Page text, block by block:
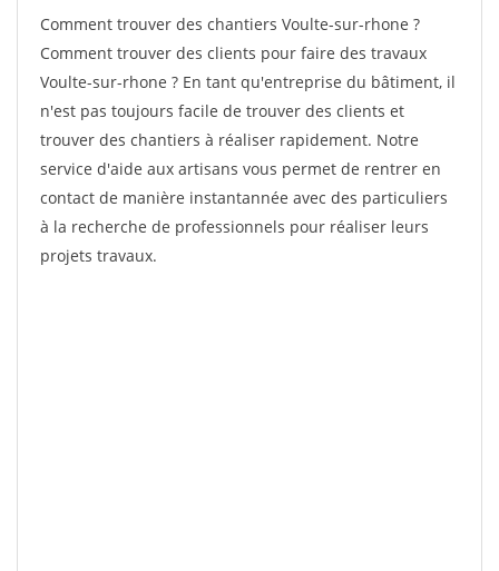
Comment trouver des chantiers Voulte-sur-rhone ?
Comment trouver des clients pour faire des travaux
Voulte-sur-rhone ? En tant qu'entreprise du bâtiment, il
n'est pas toujours facile de trouver des clients et
trouver des chantiers à réaliser rapidement. Notre
service d'aide aux artisans vous permet de rentrer en
contact de manière instantannée avec des particuliers
à la recherche de professionnels pour réaliser leurs
projets travaux.